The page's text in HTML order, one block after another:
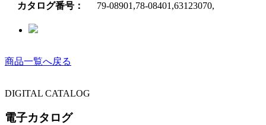
カタログ番号：
79-08901,78-08401,63123070,
商品一覧へ戻る
DIGITAL CATALOG
電子カタログ